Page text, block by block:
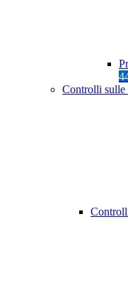
Controlli sulle